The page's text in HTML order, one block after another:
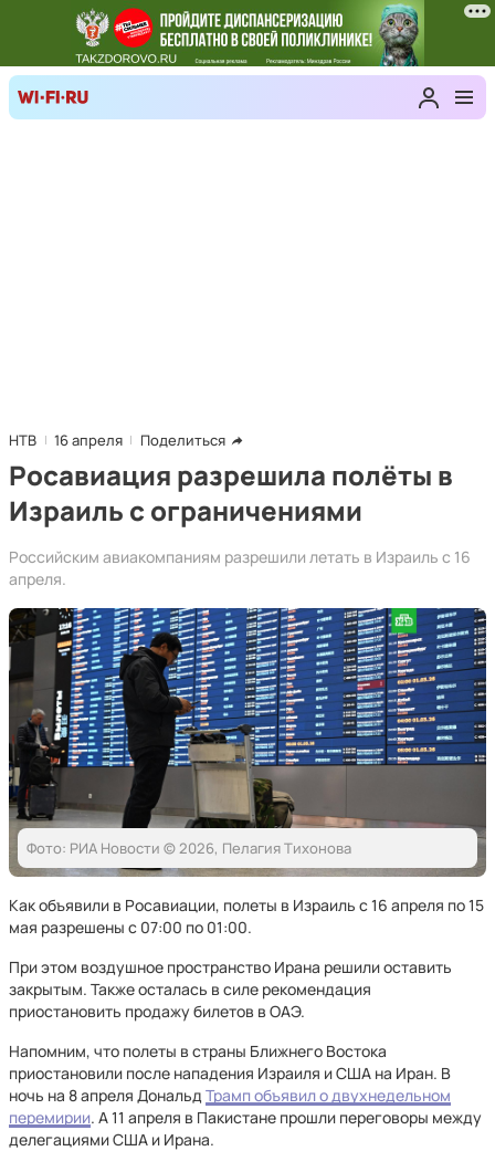
НТВ 16 апреля Поделиться
Росавиация разрешила полёты в
Израиль с ограничениями
Российским авиакомпаниям разрешили летать в Израиль с 16
апреля.
Фото: РИА Новости © 2026, Пелагия Тихонова
Как объявили в Росавиации, полеты в Израиль с 16 апреля по 15
мая разрешены с 07:00 по 01:00.
При этом воздушное пространство Ирана решили оставить
закрытым. Также осталась в силе рекомендация
приостановить продажу билетов в ОАЭ.
Напомним, что полеты в страны Ближнего Востока
приостановили после нападения Израиля и США на Иран. В
ночь на 8 апреля ДональдТрамп объявил о двухнедельном
перемирии. А 11 апреля в Пакистане прошли переговоры между
делегациями США и Ирана.